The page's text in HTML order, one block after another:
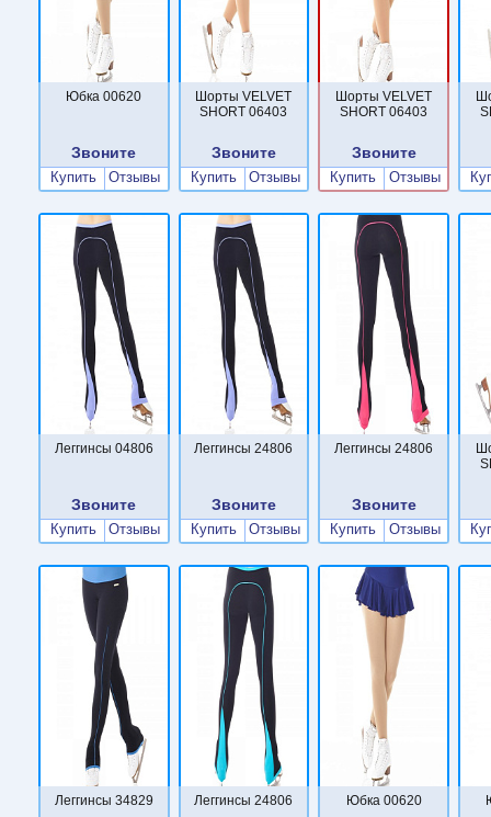
Юбка 00620
Звоните
Купить Отзывы
Шорты VELVET
SHORT 06403
Звоните
Купить Отзывы
Шорты VELVET
SHORT 06403
Звоните
Купить Отзывы
Леггинсы 04806
Звоните
Купить Отзывы
Леггинсы 24806
Звоните
Купить Отзывы
Леггинсы 24806
Звоните
Купить Отзывы
Леггинсы 34829 Леггинсы 24806 Юбка 00620